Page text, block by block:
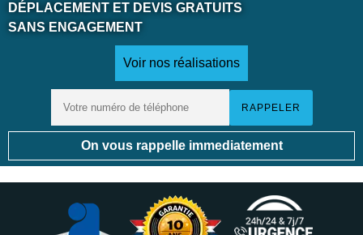
DÉPLACEMENT ET DEVIS GRATUITS
SANS ENGAGEMENT
Voir nos réalisations
On vous rappelle immediatement